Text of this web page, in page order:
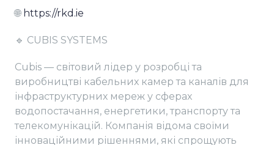
🌐 https://rkd.ie
🔹 CUBIS SYSTEMS
Cubis — світовий лідер у розробці та
виробництві кабельних камер та каналів для
інфраструктурних мереж у сферах
водопостачання, енергетики, транспорту та
телекомунікацій. Компанія відома своїми
інноваційними рішеннями, які спрощують